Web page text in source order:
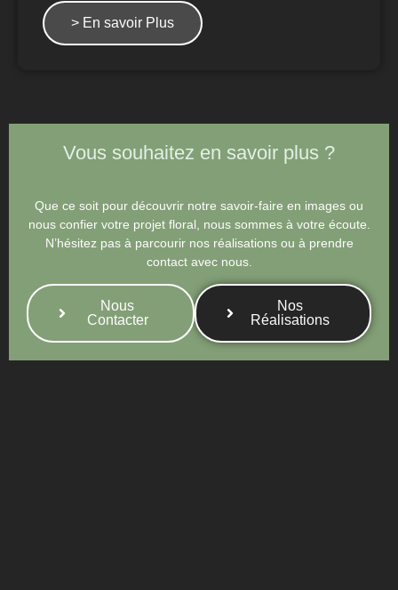
> En savoir Plus
Vous souhaitez en savoir plus ?
Que ce soit pour découvrir notre savoir-faire en images ou
nous confier votre projet floral, nous sommes à votre écoute.
N’hésitez pas à parcourir nos réalisations ou à prendre
contact avec nous.
Nos
Réalisations
Nous
Contacter